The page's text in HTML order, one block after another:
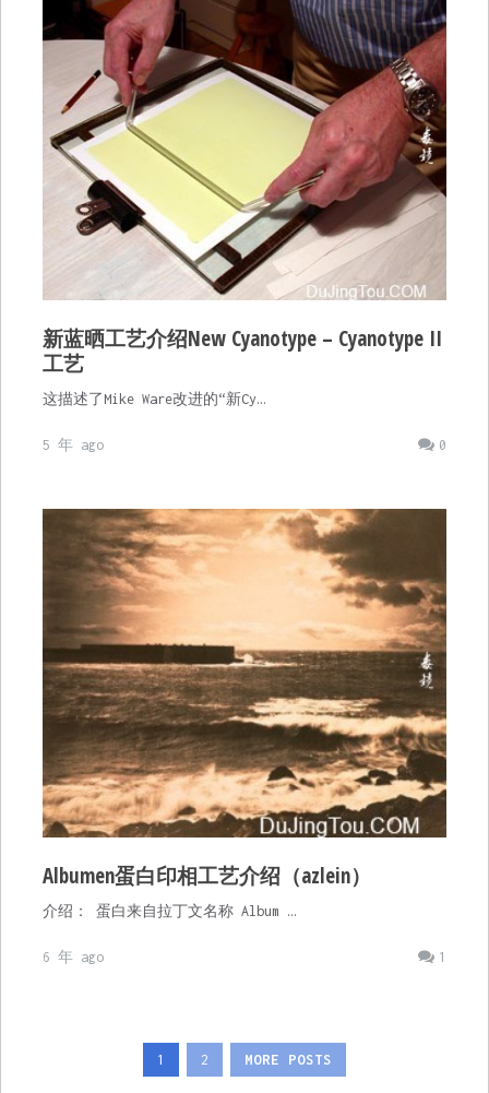
新蓝晒工艺介绍New Cyanotype – Cyanotype II
工艺
这描述了Mike Ware改进的“新Cy…
0
5 年 ago
Albumen蛋白印相工艺介绍（azlein）
介绍： 蛋白来自拉丁文名称 Album …
1
6 年 ago
1 2 MORE POSTS